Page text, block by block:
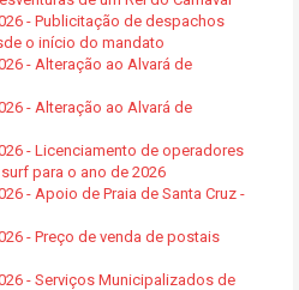
- Publicitação de despachos
o início do mandato
- Alteração ao Alvará de
- Alteração ao Alvará de
- Licenciamento de operadores
para o ano de 2026
- Apoio de Praia de Santa Cruz -
- Preço de venda de postais
- Serviços Municipalizados de